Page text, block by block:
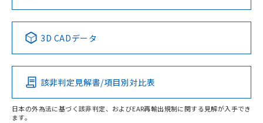
Pb Hg Cd Cr(VI)
O
No No No No
この製品の規格認証/適合状況ページへ
その他の認証はこちらのページからご検索ください
3D CADデータ
該非判定見解書/項目別対比表
日本の外為法に基づく該非判定、およびEAR再輸出規制に関する見解が入手でき
ます。